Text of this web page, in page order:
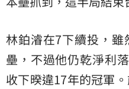
林鉑濬在7下續投，
壘，不過他仍乾淨利
收下暌違17年的冠軍